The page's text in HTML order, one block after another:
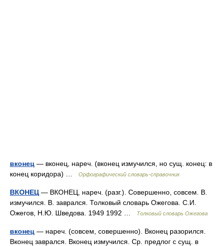
вконец — вконец, нареч. (вконец измучился, но сущ. конец: в
конец коридора) …
Орфографический словарь-справочник
ВКОНЕЦ — ВКОНЕЦ, нареч. (разг.). Совершенно, совсем. В.
измучился. В. заврался. Толковый словарь Ожегова. С.И.
Ожегов, Н.Ю. Шведова. 1949 1992 …
Толковый словарь Ожегова
вконец — нареч. (совсем, совершенно). Вконец разорился.
Вконец заврался. Вконец измучился. Ср. предлог с сущ. в